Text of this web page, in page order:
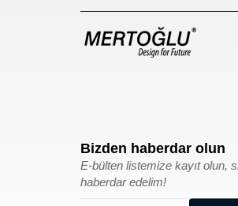
Bizden haberdar olun
E-bülten listemize kayıt olun,
haberdar edelim!